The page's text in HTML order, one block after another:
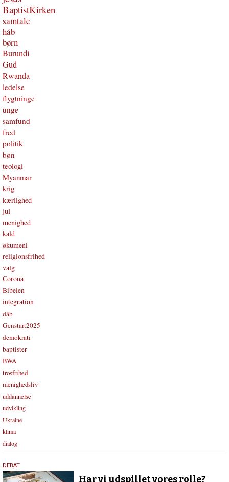
BaptistKirken
samtale
håb
børn
Burundi
Gud
Rwanda
ledelse
flygtninge
unge
samfund
fred
politik
bøn
teologi
Myanmar
krig
kærlighed
jul
menighed
kald
økumeni
religionsfrihed
valg
Corona
Bibelen
integration
dåb
Genstart2025
demokrati
baptister
BWA
trosfrihed
menighedsliv
uddannelse
udvikling
Ukraine
klima
dialog
12.
januar
DEBAT
Har vi udspillet vores rolle?